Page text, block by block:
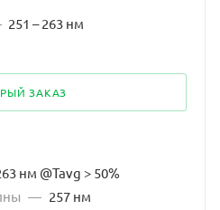
251 – 263 нм
ЗАКАЗ
нм @Tavg > 50%
— 257 нм